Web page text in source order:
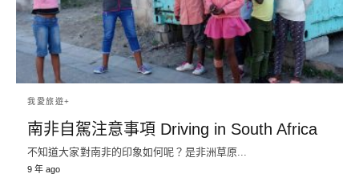
我愛旅遊+
南非自駕注意事項 Driving in South Africa
不知道大家對南非的印象如何呢？是非洲草原...
9 年 ago